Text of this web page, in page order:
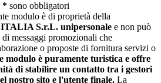
* sono obbligatori
modulo è di proprietà della
S.r.L. unipersonale e non può
messaggi promozionali che
o proposte di fornitura servizi o
modulo è puramente turistica e offre
di stabilire un contatto tra i gestori
nostro sito e l'utente finale. La